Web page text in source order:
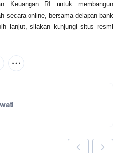
Keuangan RI untuk membangun
secara online, bersama delapan bank
lanjut, silakan kunjungi situs resmi